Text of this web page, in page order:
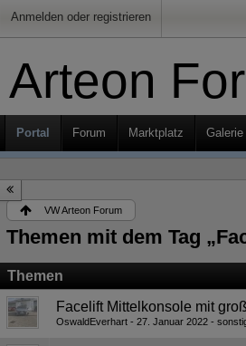
Anmelden oder registrieren
Arteon
Portal Forum Marktplatz Galerie
VW Arteon Forum
Themen mit dem Tag
Themen
Facelift Mittelkonsole mit
OswaldEverhart 27. Januar 2022